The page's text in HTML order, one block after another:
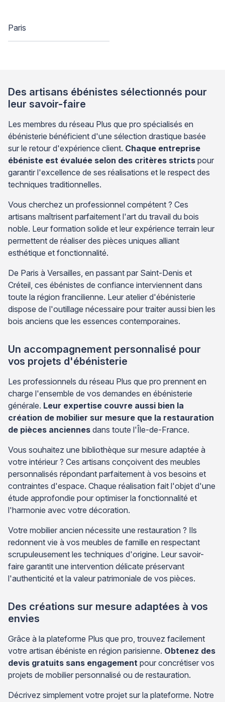
Paris
Des artisans ébénistes sélectionnés pour
leur savoir-faire
Les membres du réseau Plus que pro spécialisés en
ébénisterie bénéficient d'une sélection drastique basée
sur le retour d'expérience client. Chaque entreprise
ébéniste est évaluée selon des critères stricts pour
garantir l'excellence de ses réalisations et le respect des
techniques traditionnelles.
Vous cherchez un professionnel compétent ? Ces
artisans maîtrisent parfaitement l'art du travail du bois
noble. Leur formation solide et leur expérience terrain leur
permettent de réaliser des pièces uniques alliant
esthétique et fonctionnalité.
De Paris à Versailles, en passant par Saint-Denis et
Créteil, ces ébénistes de confiance interviennent dans
toute la région francilienne. Leur atelier d'ébénisterie
dispose de l'outillage nécessaire pour traiter aussi bien les
bois anciens que les essences contemporaines.
Un accompagnement personnalisé pour
vos projets d'ébénisterie
Les professionnels du réseau Plus que pro prennent en
charge l'ensemble de vos demandes en ébénisterie
générale. Leur expertise couvre aussi bien la
création de mobilier sur mesure que la restauration
de pièces anciennes dans toute l'Île-de-France.
Vous souhaitez une bibliothèque sur mesure adaptée à
votre intérieur ? Ces artisans conçoivent des meubles
personnalisés répondant parfaitement à vos besoins et
contraintes d'espace. Chaque réalisation fait l'objet d'une
étude approfondie pour optimiser la fonctionnalité et
l'harmonie avec votre décoration.
Votre mobilier ancien nécessite une restauration ? Ils
redonnent vie à vos meubles de famille en respectant
scrupuleusement les techniques d'origine. Leur savoir-
faire garantit une intervention délicate préservant
l'authenticité et la valeur patrimoniale de vos pièces.
Des créations sur mesure adaptées à vos
envies
Grâce à la plateforme Plus que pro, trouvez facilement
votre artisan ébéniste en région parisienne. Obtenez des
devis gratuits sans engagement pour concrétiser vos
projets de mobilier personnalisé ou de restauration.
Décrivez simplement votre projet sur la plateforme. Notre